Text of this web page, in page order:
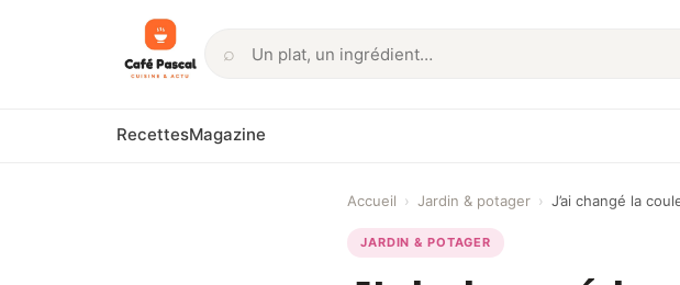
⌕
Rechercher
RecettesMagazine
Accueil › Jardin & potager › J’ai changé la
JARDIN & POTAGER